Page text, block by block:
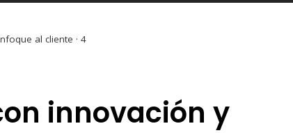
al cliente · 4
innovación y